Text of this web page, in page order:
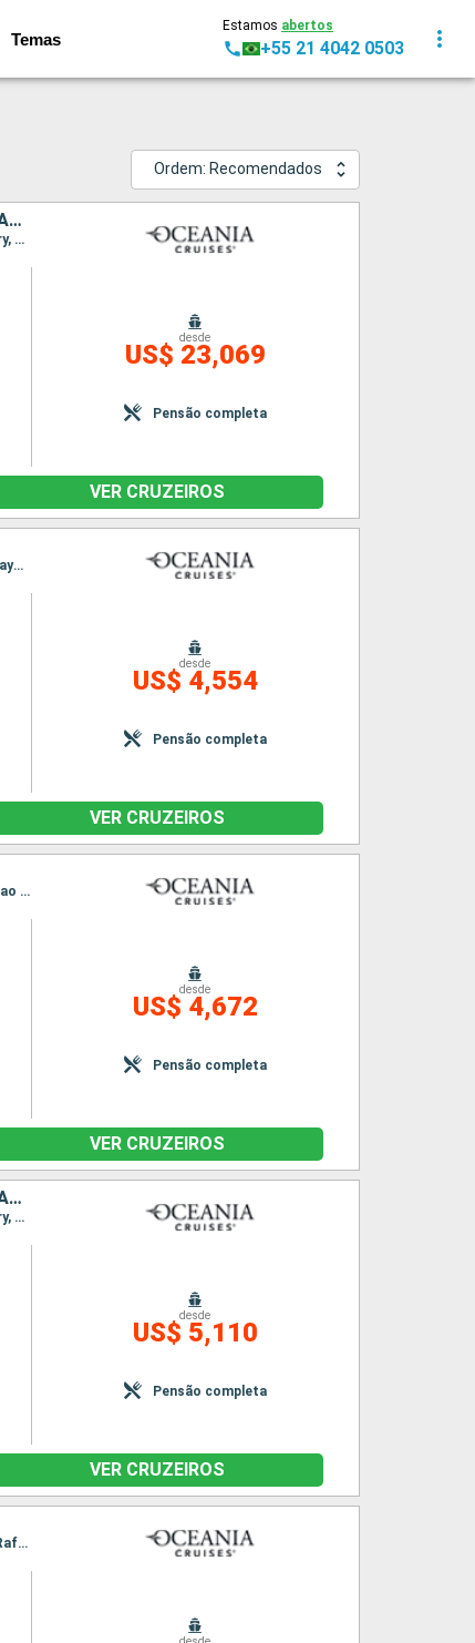
Temas
Estamos abertos
+55 21 4042 0503
Ordem: Recomendados
ESTADOS UNIDOS, ISLAS CAIMÁN, JAMAICA, COLOMBIA, PANAMÁ, EQUADOR, PERÚ, CHILE, ARGENTINA, ILHAS MALVINAS, URUGUAI, BRASIL, BARBADOS, SÃO VINCENTE E GRANADINAS
Itinerário : Miami, Grande Cayman, Ocho Rios, Santa Marta, Cartagena, Cólon, Manta, Salaverry, Lima, Pisco, Arica, Antofagasta, Valparaiso, Puerto Montt, Castro - Ilha do Chile, Puerto Chacabuco, Punta Arenas, Ushuaia, Puerto Argentino, Porto Madryn, Buenos Aires, Punta del Este, Rio de Janeiro, Maceio, Santarem, Boca da Valeria, Manaus, Parintins, Alter do Chao, Bridgetown, Pointe a pitre, Bequia, Miami
desde
US$ 23,069
Pensão completa
VER CRUZEIROS
Itinerário : Miami, Key West, Curaçao (Willemstad), Aruba, Santa Marta, Cartagena, Manta, Guayaquil, Lima
desde
US$ 4,554
Pensão completa
VER CRUZEIROS
Itinerário : Buenos Aires, Montevideu, Punta del Este, Rio Grande do Sul, Florianopolis, Itajai, Sao Paulo, Paraty, Ilha Grande, Buzios, Rio de Janeiro
desde
US$ 4,672
Pensão completa
VER CRUZEIROS
ESTADOS UNIDOS, ISLAS CAIMÁN, JAMAICA, COLOMBIA, PANAMÁ, EQUADOR, PERÚ
Itinerário : Miami, Grande Cayman, Ocho Rios, Santa Marta, Cartagena, Cólon, Manta, Salaverry, Lima
desde
US$ 5,110
Pensão completa
VER CRUZEIROS
Itinerário : Buenos Aires, Porto Madryn, Puerto Argentino, Ushuaia, Punta Arenas, Lagoa San Rafael, Puerto Chacabuco, Castro - Ilha do Chile, Puerto Montt, Valparaiso